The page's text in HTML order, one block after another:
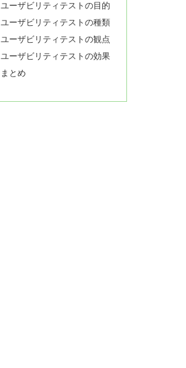
ユーザビリティテストの目的
ユーザビリティテストの種類
ユーザビリティテストの観点
ユーザビリティテストの効果
まとめ